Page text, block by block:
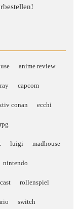
anime review
capcom
conan ecchi
luigi madhouse
nintendo
rollenspiel
switch